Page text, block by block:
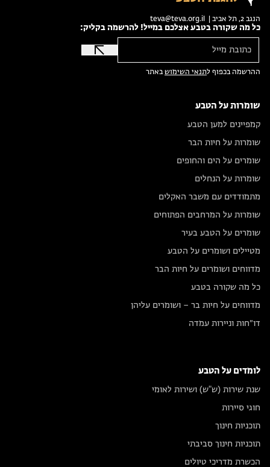
הנגב 2, תל אביב | teva@teva.org.il
כל מה שקורה בטבע אצלכם במייל! להרשמה בקליק:
ההרשמה בכפוף לתנאי השימושבאתר
שומרות על הטבע
קמפיינים למען הטבע
שומרות על חיות הבר
שומרים על הים והחופים
שומרות על הנחלים
מתמודדים עם משבר האקלים
שומרות על המרחבים הפתוחים
שומרים על הטבע בעיר
מטיילים ושומרים על הטבע
מדווחים ושומרים על חיות הבר
כל מה שקורה בטבע
מדווחים על חיות בר – ושומרים עליהן
דו״חות וניירות עמדה
לומדים על הטבע
שנת שירות (ש"ש) ושירות לאומי
חוגי סיירות
תוכניות חינוך
תוכניות חינוך סביבתי
הכשרת מדריכי טיולים